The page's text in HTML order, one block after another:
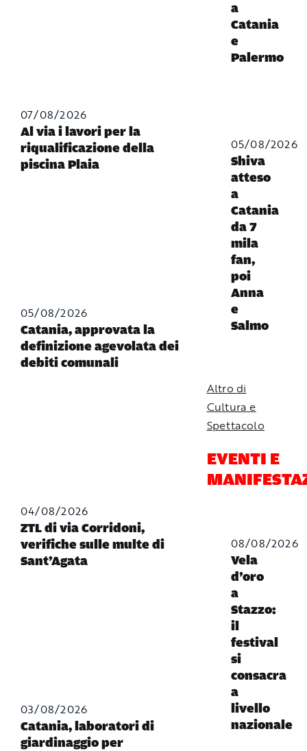
07/08/2026
Al via i lavori per la
riqualificazione della
piscina Plaia
05/08/2026
Catania, approvata la
definizione agevolata dei
debiti comunali
04/08/2026
ZTL di via Corridoni,
verifiche sulle multe di
Sant’Agata
03/08/2026
Catania, laboratori di
giardinaggio per
a
Catania
e
Palermo
05/08/2026
Shiva
atteso
a
Catania
da 7
mila
fan,
poi
Anna
e
Salmo
Altro di
Cultura e
Spettacolo
EVENTI E
08/08/2026
Vela
d’oro
a
Stazzo:
il
festival
si
consacra
a
livello
nazionale